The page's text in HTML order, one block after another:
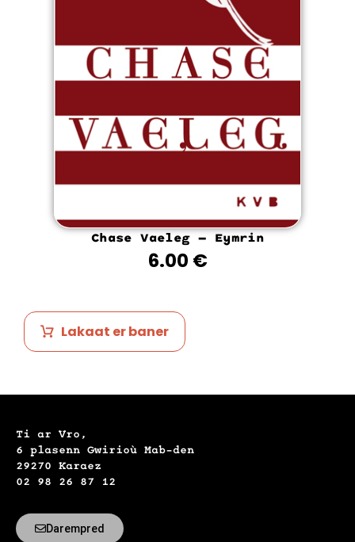
Chase Vaeleg – Eymrin
6.00 €
Lakaat er baner
Ti ar Vro,
6 plasenn Gwirioù Mab-den
29270 Karaez
02 98 26 87 12
Darempred